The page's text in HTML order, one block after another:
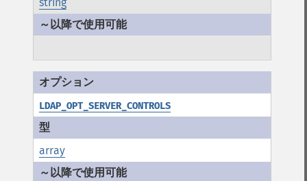
LDAP_OPT_SERVER_CONTROLS
array